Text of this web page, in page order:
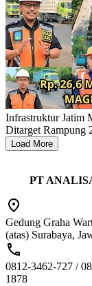
Infrastruktur Jatim
Ditarget Rampung
Load More
PT
Gedung Graha
(atas) Surabaya,
0812-3462-727 /
1878